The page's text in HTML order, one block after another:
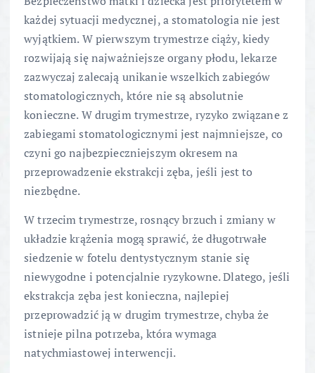
każdej sytuacji medycznej, a stomatologia nie jest
wyjątkiem. W pierwszym trymestrze ciąży, kiedy
rozwijają się najważniejsze organy płodu, lekarze
zazwyczaj zalecają unikanie wszelkich zabiegów
stomatologicznych, które nie są absolutnie
konieczne. W drugim trymestrze, ryzyko związane z
zabiegami stomatologicznymi jest najmniejsze, co
czyni go najbezpieczniejszym okresem na
przeprowadzenie ekstrakcji zęba, jeśli jest to
niezbędne.
W trzecim trymestrze, rosnący brzuch i zmiany w
układzie krążenia mogą sprawić, że długotrwałe
siedzenie w fotelu dentystycznym stanie się
niewygodne i potencjalnie ryzykowne. Dlatego, jeśli
ekstrakcja zęba jest konieczna, najlepiej
przeprowadzić ją w drugim trymestrze, chyba że
istnieje pilna potrzeba, która wymaga
natychmiastowej interwencji.